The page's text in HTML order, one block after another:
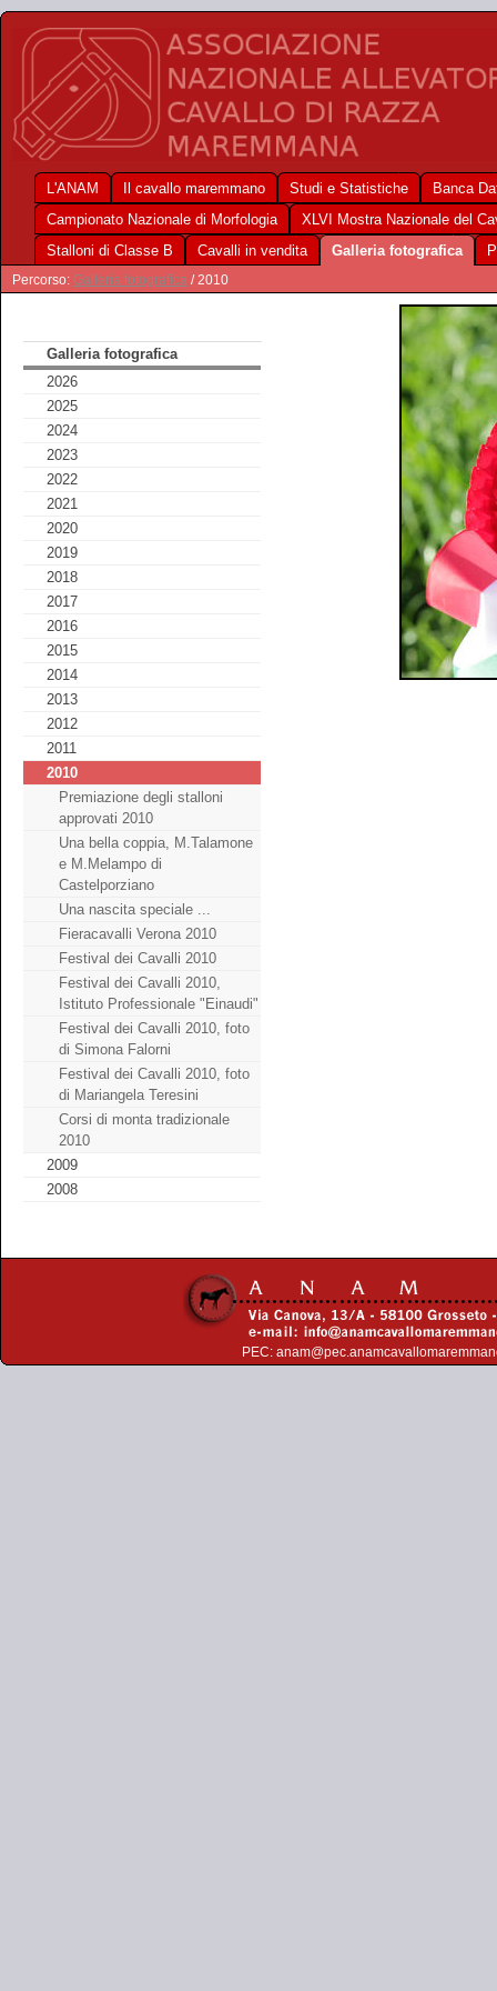
L'ANAM Il cavallo maremmano Studi e Statistiche
Banca
Campionato Nazionale di Morfologia
XLVI Mostra Nazionale del
Stalloni di Classe B
Cavalli in vendita Galleria fotografica
Percorso: Galleria fotografica / 2010
Galleria fotografica
2026
2025
2024
2023
2022
2021
2020
2019
2018
2017
2016
2015
2014
2013
2012
2011
2010
Premiazione degli stalloni
approvati 2010
Una bella coppia, M.Talamone
e M.Melampo di
Castelporziano
Una nascita speciale ...
Fieracavalli Verona 2010
Festival dei Cavalli 2010
Festival dei Cavalli 2010,
Istituto Professionale "Einaudi"
Festival dei Cavalli 2010, foto
di Simona Falorni
Festival dei Cavalli 2010, foto
di Mariangela Teresini
Corsi di monta tradizionale
2010
2009
2008
PEC: